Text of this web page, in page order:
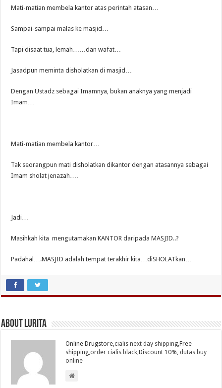
Mati-matian membela kantor atas perintah atasan…
Sampai-sampai malas ke masjid…
Tapi disaat tua, lemah……dan wafat…
Jasadpun meminta disholatkan di masjid…
Dengan Ustadz sebagai Imamnya, bukan anaknya yang menjadi
Imam…
Mati-matian membela kantor…
Tak seorangpun mati disholatkan dikantor dengan atasannya sebagai
Imam sholat jenazah….
Jadi…
Masihkah kita mengutamakan KANTOR daripada MASJID..?
Padahal….MASJID adalah tempat terakhir kita…diSHOLATkan…
About Lurita
Online Drugstore,cialis next day shipping,Free
shipping,order cialis black,Discount 10%,dutas buy
online